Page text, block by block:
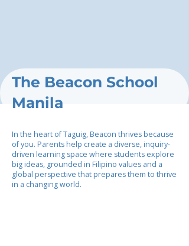
The Beacon School
Manila
In the heart of Taguig, Beacon thrives because
of you. Parents help create a diverse, inquiry-
driven learning space where students explore
big ideas, grounded in Filipino values and a
global perspective that prepares them to thrive
in a changing world.